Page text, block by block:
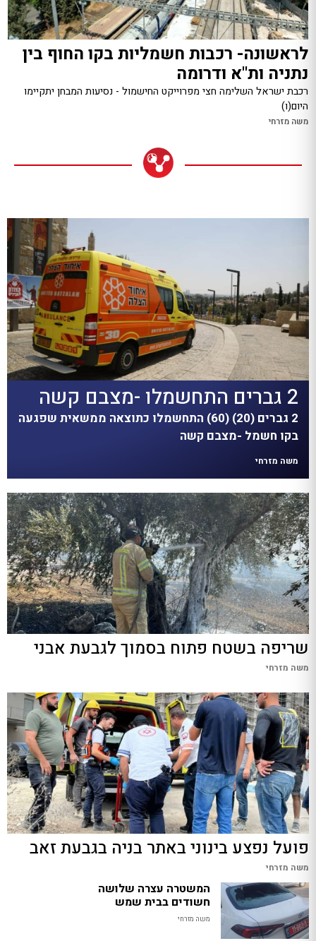
לראשונה- רכבות חשמליות בקו החוף בין
נתניה ות"א ודרומה
רכבת ישראל השלימה חצי מפרוייקט החישמול - נסיעות המבחן יתקיימו
היום(ו)
משה מזרחי
2 גברים התחשמלו -מצבם קשה
2 גברים (20) (60) התחשמלו כתוצאה ממשאית שפגעה
בקו חשמל -מצבם קשה
משה מזרחי
שריפה בשטח פתוח בסמוך לגבעת אבני
משה מזרחי
פועל נפצע בינוני באתר בניה בגבעת זאב
משה מזרחי
המשטרה עצרה שלושה
חשודים בבית שמש
משה מזרחי